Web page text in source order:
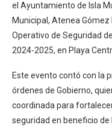
el Ayuntamiento de Isla
Municipal, Atenea Gómez
Operativo de Seguridad
2024-2025, en Playa
Este evento contó con la
órdenes de Gobierno,
coordinada para
seguridad en beneficio